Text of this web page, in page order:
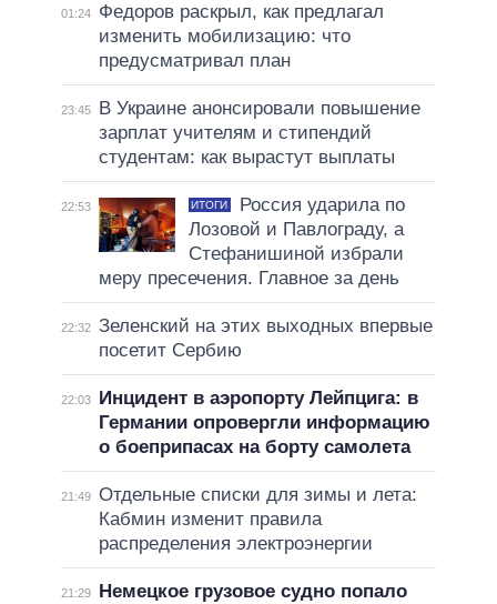
01:24
Федоров раскрыл, как предлагал
изменить мобилизацию: что
предусматривал план
23:45
В Украине анонсировали повышение
зарплат учителям и стипендий
студентам: как вырастут выплаты
22:53 ИТОГИ
Россия ударила по
Лозовой и Павлограду, а
Стефанишиной избрали
меру пресечения. Главное за день
22:32 Зеленский на этих выходных впервые
посетит Сербию
22:03
Инцидент в аэропорту Лейпцига: в
Германии опровергли информацию
о боеприпасах на борту самолета
21:49 Отдельные списки для зимы и лета:
Кабмин изменит правила
распределения электроэнергии
21:29
Немецкое грузовое судно попало